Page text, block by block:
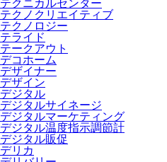
テクニカルセンター
テクノクリエイティブ
テクノロジー
テライド
テークアウト
デコホーム
デザイナー
デザイン
デジタル
デジタルサイネージ
デジタルマーケティング
デジタル温度指示調節計
デジタル販促
デリカ